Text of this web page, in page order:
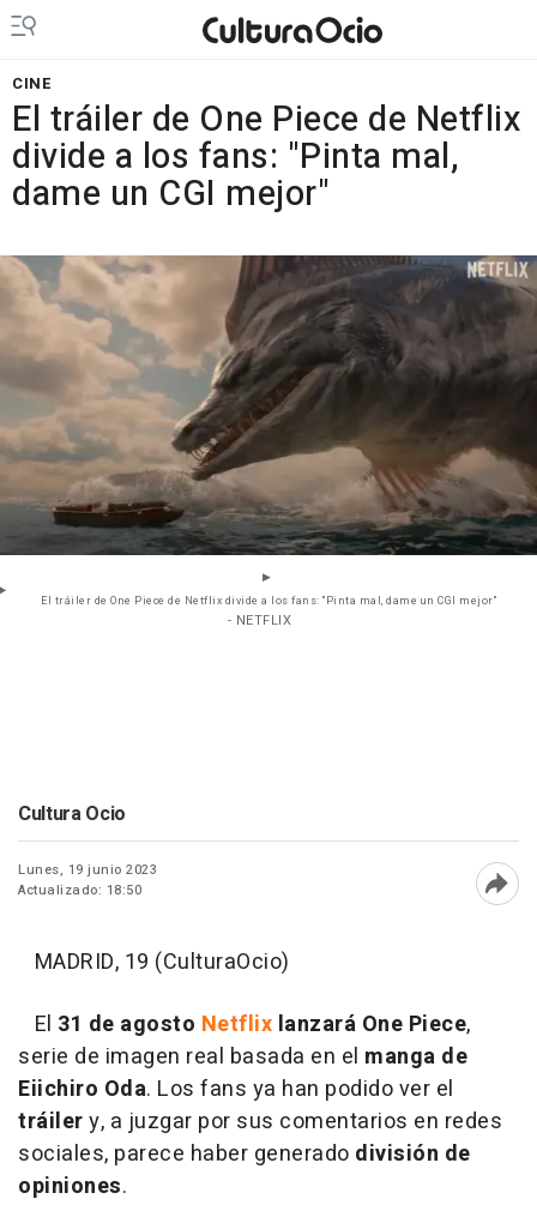
CINE
El tráiler de One Piece de Netflix
divide a los fans: "Pinta mal,
dame un CGI mejor"
El tráiler de One Piece de Netflix divide a los fans: "Pinta mal, dame un CGI mejor"
- NETFLIX
Cultura Ocio
Lunes, 19 junio 2023
Actualizado: 18:50
MADRID, 19 (CulturaOcio)
El 31 de agosto Netflix lanzará One Piece,
serie de imagen real basada en el manga de
Eiichiro Oda. Los fans ya han podido ver el
tráilery, a juzgar por sus comentarios en redes
sociales, parece haber generado división de
opiniones.